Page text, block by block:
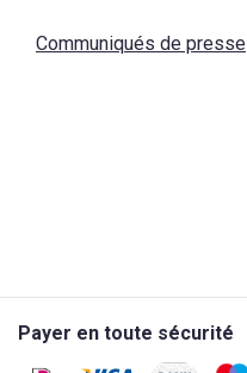
Communiqués de presse
Payer en toute sécurité